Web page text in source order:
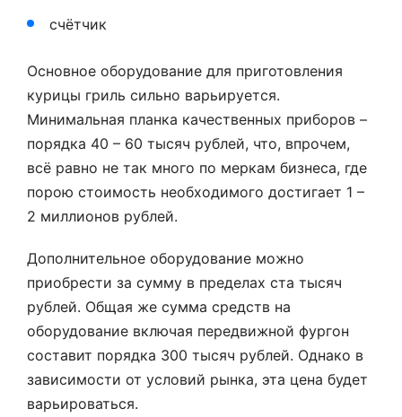
счётчик
Основное оборудование для приготовления
курицы гриль сильно варьируется.
Минимальная планка качественных приборов –
порядка 40 – 60 тысяч рублей, что, впрочем,
всё равно не так много по меркам бизнеса, где
порою стоимость необходимого достигает 1 –
2 миллионов рублей.
Дополнительное оборудование можно
приобрести за сумму в пределах ста тысяч
рублей. Общая же сумма средств на
оборудование включая передвижной фургон
составит порядка 300 тысяч рублей. Однако в
зависимости от условий рынка, эта цена будет
варьироваться.